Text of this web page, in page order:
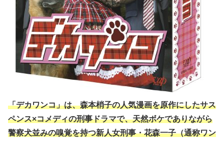
「デカワンコ」は、森本梢子の人気漫画を原作にしたサス
ペンス×コメディの刑事ドラマで、天然ボケでありながら
警察犬並みの嗅覚を持つ新人女刑事・花森一子（通称ワン